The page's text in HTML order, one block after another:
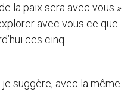
la paix sera avec vous »
avec vous ce que
ces cinq
suggère, avec la même